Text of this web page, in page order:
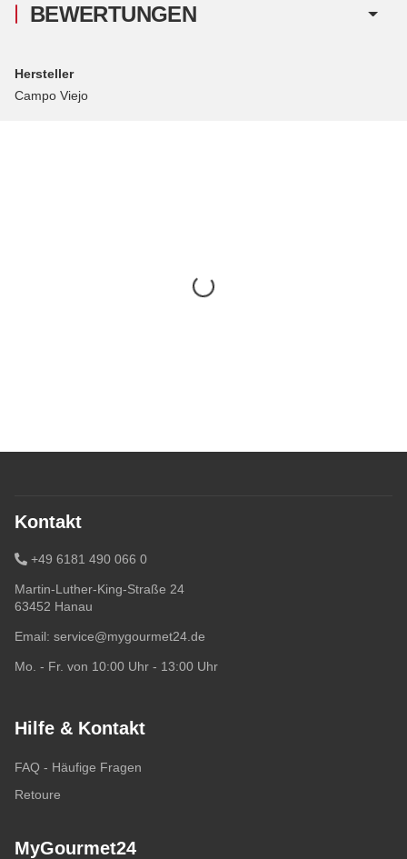
BEWERTUNGEN
Hersteller
Campo Viejo
Kontakt
+49 6181 490 066 0
Martin-Luther-King-Straße 24
63452 Hanau
Email: service@mygourmet24.de
Mo. - Fr. von 10:00 Uhr - 13:00 Uhr
Hilfe & Kontakt
FAQ - Häufige Fragen
Retoure
MyGourmet24